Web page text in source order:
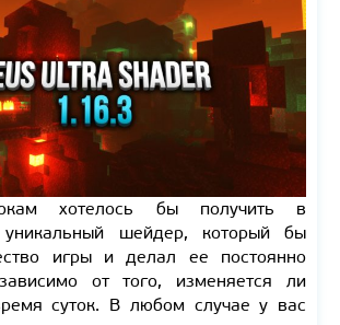
хотелось бы получить в
уникальный шейдер, который бы
игры и делал ее постоянно
от того, изменяется ли
суток. В любом случае у вас